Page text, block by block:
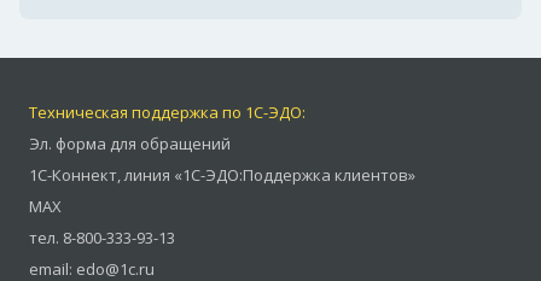
Техническая поддержка по 1С-ЭДО:
Эл. форма для обращений
1С-Коннект,линия «1С-ЭДО:Поддержка клиентов»
MAX
тел. 8-800-333-93-13
email: edo@1c.ru